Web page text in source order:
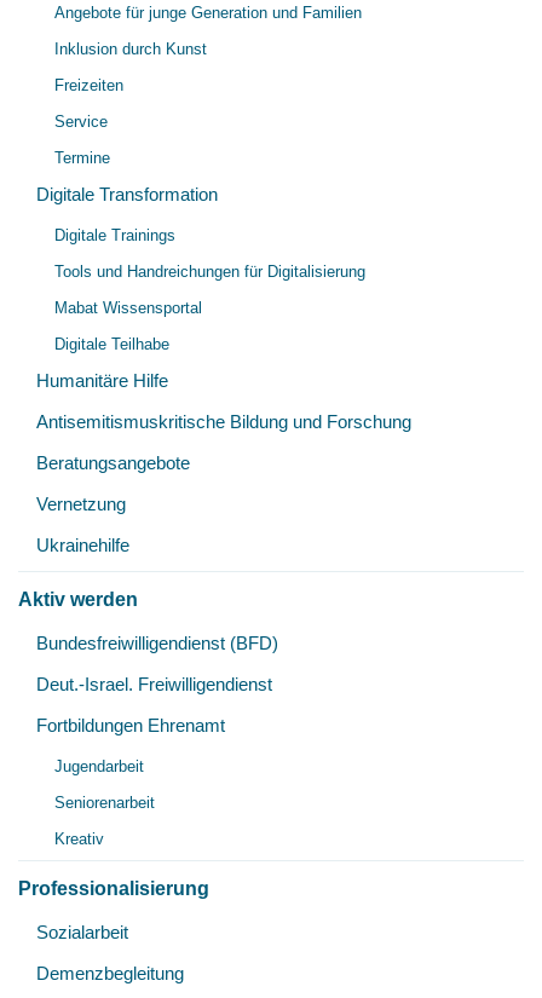
Angebote für junge Generation und Familien
Inklusion durch Kunst
Freizeiten
Service
Termine
Digitale Transformation
Digitale Trainings
Tools und Handreichungen für Digitalisierung
Mabat Wissensportal
Digitale Teilhabe
Humanitäre Hilfe
Antisemitismuskritische Bildung und Forschung
Beratungsangebote
Vernetzung
Ukrainehilfe
Aktiv werden
Bundesfreiwilligendienst (BFD)
Deut.-Israel. Freiwilligendienst
Fortbildungen Ehrenamt
Jugendarbeit
Seniorenarbeit
Kreativ
Professionalisierung
Sozialarbeit
Demenzbegleitung